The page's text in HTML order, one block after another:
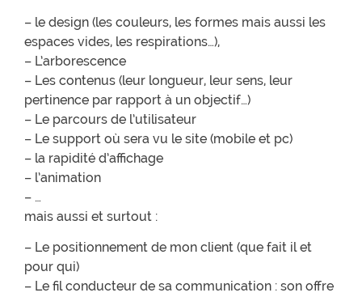
– le design (les couleurs, les formes mais aussi les
espaces vides, les respirations…),
– L’arborescence
– Les contenus (leur longueur, leur sens, leur
pertinence par rapport à un objectif…)
– Le parcours de l’utilisateur
– Le support où sera vu le site (mobile et pc)
– la rapidité d’affichage
– l’animation
– …
mais aussi et surtout :
– Le positionnement de mon client (que fait il et
pour qui)
– Le fil conducteur de sa communication : son offre